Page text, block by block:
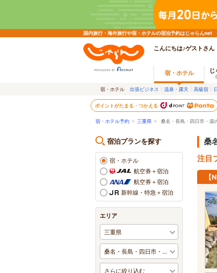
国内旅行・海外旅行や宿・ホテルの宿泊予約はじゃらんnet
こんにちは♪ゲストさん
宿・ホテル じ
宿・ホテル 出張ビジネス 温泉・露天 高級宿
ポイントがたまる・つかえる
宿・ホテル予約 > 三重県 > 桑名・長島・四日市・湯
宿泊プランを探す
宿・ホテル
航空券＋宿泊
航空券＋宿泊
新幹線・特急＋宿泊
エリア
桑
注目